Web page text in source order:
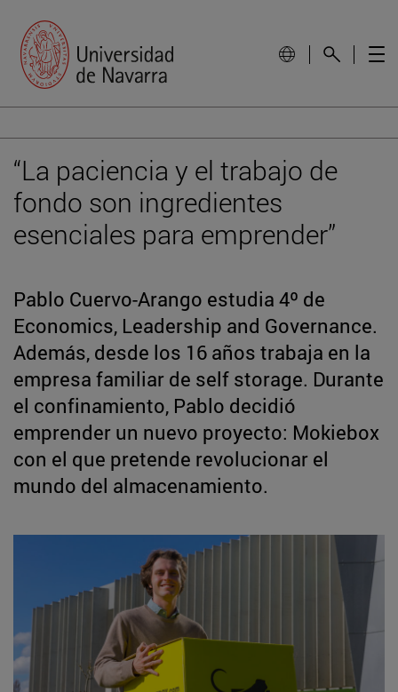
“La paciencia y el trabajo de
fondo son ingredientes
esenciales para emprender”
Pablo Cuervo-Arango estudia 4º de
Economics, Leadership and Governance.
Además, desde los 16 años trabaja en la
empresa familiar de self storage. Durante
el confinamiento, Pablo decidió
emprender un nuevo proyecto: Mokiebox
con el que pretende revolucionar el
mundo del almacenamiento.